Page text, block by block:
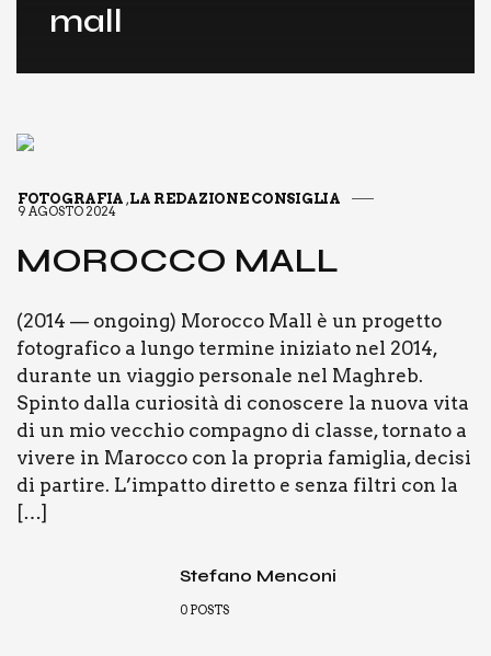
mall
FOTOGRAFIA ,LA REDAZIONE CONSIGLIA
9 AGOSTO 2024
MOROC­CO MALL
(2014 — ongoing) Moroc­co Mall è un pro­get­to
foto­gra­fi­co a lun­go ter­mi­ne ini­zia­to nel 2014,
duran­te un viag­gio per­so­na­le nel Magh­reb.
Spin­to dal­la curio­si­tà di cono­sce­re la nuo­va vita
di un mio vec­chio com­pa­gno di clas­se, tor­na­to a
vive­re in Maroc­co con la pro­pria fami­glia, deci­si
di par­ti­re. L’im­pat­to diret­to e sen­za fil­tri con la
[…]
Stefano Menconi
0 POSTS